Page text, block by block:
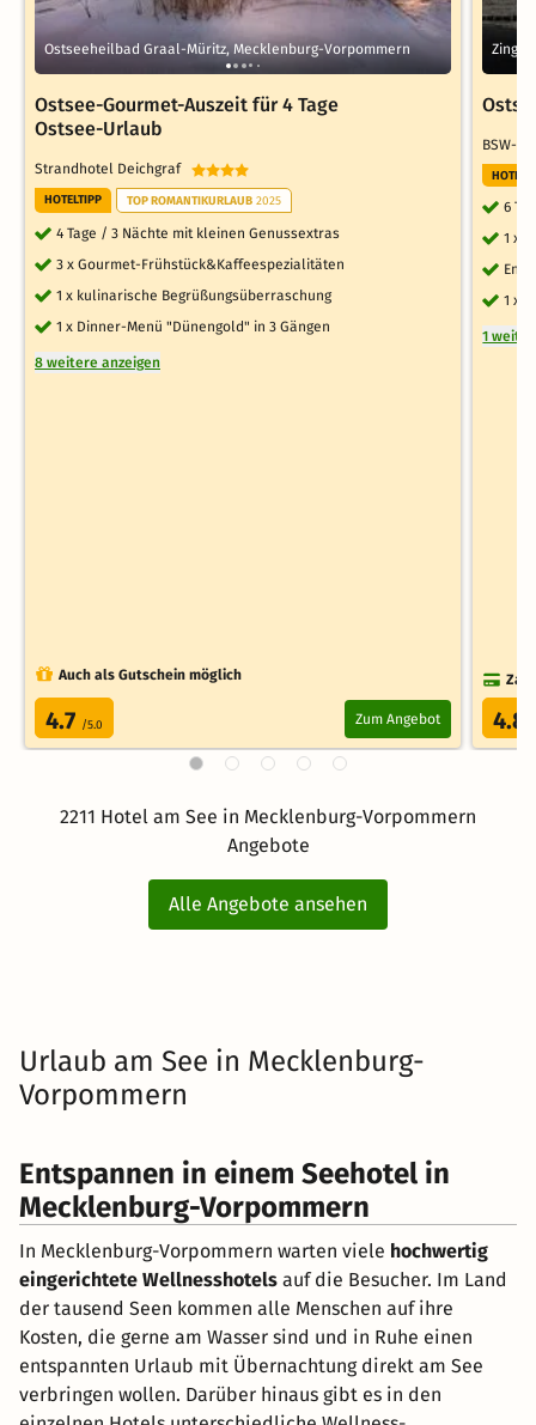
Ostseeheilbad Graal-Müritz, Mecklenburg-Vorpommern
Ostsee-Gourmet-Auszeit für 4 Tage
Ostsee-Urlaub
Strandhotel Deichgraf
HOTELTIPP TOP ROMANTIKURLAUB 2025
4 Tage / 3 Nächte mit kleinen Genussextras
3 x Gourmet-Frühstück&Kaffeespezialitäten
1 x kulinarische Begrüßungsüberraschung
1 x Dinner-Menü "Dünengold" in 3 Gängen
8 weitere anzeigen
Auch als Gutschein möglich
4.7 /5.0 Zum Angebot
BSW-
6
1 x
1 x
1
4.8
2211 Hotel am See in Mecklenburg-Vorpommern
Angebote
Alle Angebote ansehen
Urlaub am See in Mecklenburg-
Vorpommern
Entspannen in einem Seehotel in
Mecklenburg-Vorpommern
In Mecklenburg-Vorpommern warten viele hochwertig
eingerichtete Wellnesshotels auf die Besucher. Im Land
der tausend Seen kommen alle Menschen auf ihre
Kosten, die gerne am Wasser sind und in Ruhe einen
entspannten Urlaub mit Übernachtung direkt am See
verbringen wollen. Darüber hinaus gibt es in den